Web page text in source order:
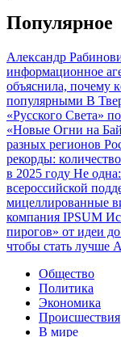
Популярное
Александр
информационное
объяснила, почему
популярными В
«Русского Света»
«Новые Огни на
разных регионов
рекорды:
в 2025 году Не
всероссийской
мицеллированные
компания IPSUM
пирогов» от идеи
чтобы стать лучше
Общество
Политика
Экономика
Происшествия
В мире